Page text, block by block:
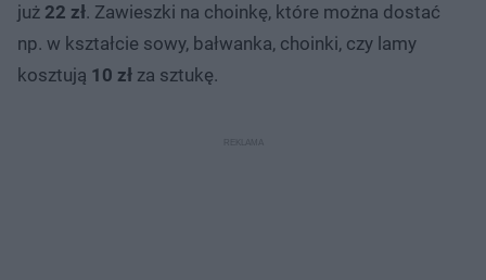
już 22 zł. Zawieszki na choinkę, które można dostać
np. w kształcie sowy, bałwanka, choinki, czy lamy
kosztują 10 zł za sztukę.